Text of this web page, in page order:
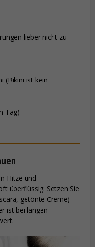
lieber nicht zu
(Bikini ist kein
Tag)
Hitze und
überflüssig. Setzen Sie
getönte Creme)
ist bei langen